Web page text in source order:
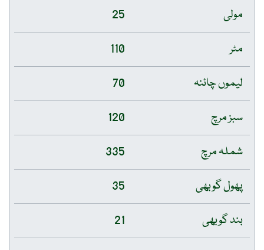
مولی
25
مٹر
110
لیموں چائنہ
70
سبز مرچ
120
شملہ مرچ
335
پھول گوبھی
35
بند گوبھی
21